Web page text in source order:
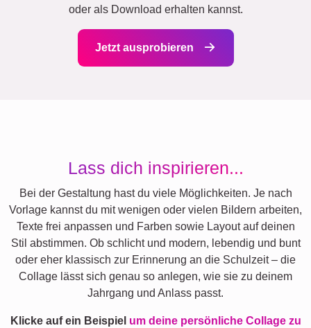
oder als Download erhalten kannst.
Jetzt ausprobieren
Lass dich inspirieren...
Bei der Gestaltung hast du viele Möglichkeiten. Je nach
Vorlage kannst du mit wenigen oder vielen Bildern arbeiten,
Texte frei anpassen und Farben sowie Layout auf deinen
Stil abstimmen. Ob schlicht und modern, lebendig und bunt
oder eher klassisch zur Erinnerung an die Schulzeit – die
Collage lässt sich genau so anlegen, wie sie zu deinem
Jahrgang und Anlass passt.
Klicke auf ein Beispiel um deine persönliche Collage zu